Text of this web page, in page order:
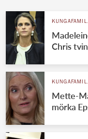
Chris
Mette-
mörka